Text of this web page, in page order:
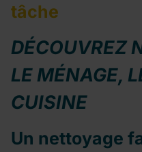
tâche
DÉCOUVREZ
LE MÉNAGE,
CUISINE
Un nettoyage